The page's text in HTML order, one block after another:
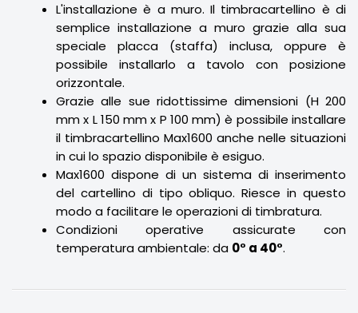
L'installazione è a muro. Il timbracartellino è di
semplice installazione a muro grazie alla sua
speciale placca (staffa) inclusa, oppure è
possibile installarlo a tavolo con posizione
orizzontale.
Grazie alle sue ridottissime dimensioni (H 200
mm x L 150 mm x P 100 mm) è possibile installare
il timbracartellino Max1600 anche nelle situazioni
in cui lo spazio disponibile è esiguo.
Max1600 dispone di un sistema di inserimento
del cartellino di tipo obliquo. Riesce in questo
modo a facilitare le operazioni di timbratura.
Condizioni operative assicurate con
temperatura ambientale: da 0° a 40°.